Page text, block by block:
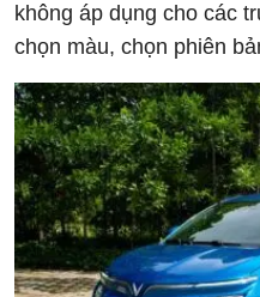
không áp dụng cho các
chọn màu, chọn phiên